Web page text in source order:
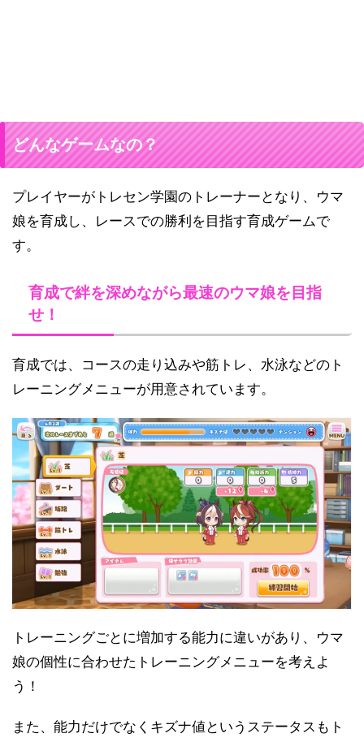
どんなゲームなの？
プレイヤーがトレセン学園のトレーナーとなり、ウマ
娘を育成し、レースでの勝利を目指す育成ゲームで
す。
育成で絆を深めながら最速のウマ娘を目指
せ！
育成では、コースの走り込みや筋トレ、水泳などのト
レーニングメニューが用意されています。
トレーニングごとに増加する能力に違いがあり、ウマ
娘の個性に合わせたトレーニングメニューを考えよ
う！
また、能力だけでなくキズナ値というステータスもト